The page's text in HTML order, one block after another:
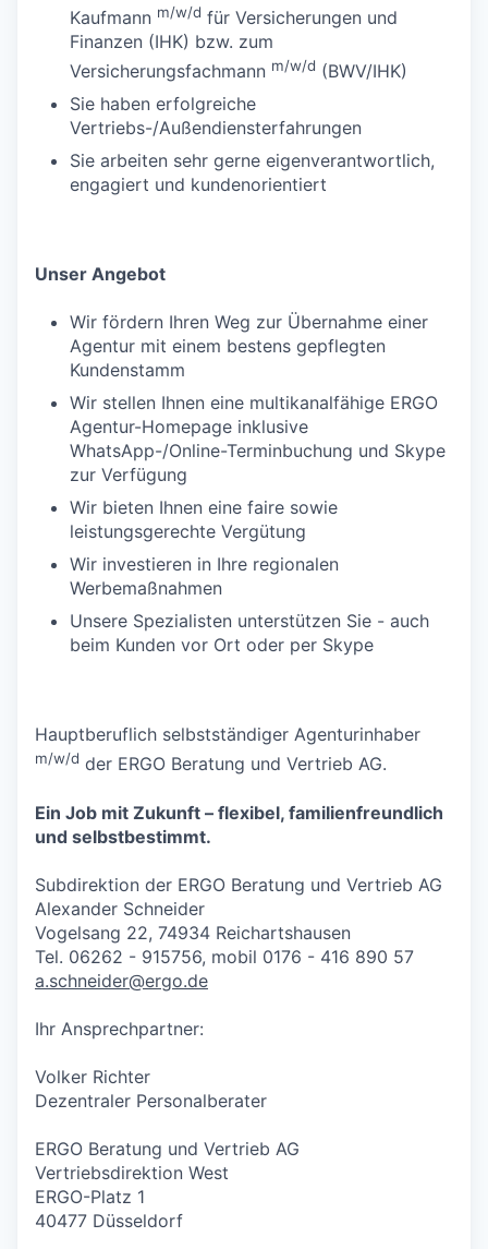
Kaufmann m/w/d für Versicherungen und
Finanzen (IHK) bzw. zum
Versicherungsfachmann m/w/d (BWV/IHK)
Sie haben erfolgreiche
Vertriebs-/Außendiensterfahrungen
Sie arbeiten sehr gerne eigenverantwortlich,
engagiert und kundenorientiert
Unser Angebot
Wir fördern Ihren Weg zur Übernahme einer
Agentur mit einem bestens gepflegten
Kundenstamm
Wir stellen Ihnen eine multikanalfähige ERGO
Agentur-Homepage inklusive
WhatsApp-/Online-Terminbuchung und Skype
zur Verfügung
Wir bieten Ihnen eine faire sowie
leistungsgerechte Vergütung
Wir investieren in Ihre regionalen
Werbemaßnahmen
Unsere Spezialisten unterstützen Sie - auch
beim Kunden vor Ort oder per Skype
Hauptberuflich selbstständiger Agenturinhaber
m/w/d der ERGO Beratung und Vertrieb AG.
Ein Job mit Zukunft – flexibel, familienfreundlich
und selbstbestimmt.
Subdirektion der ERGO Beratung und Vertrieb AG
Alexander Schneider
Vogelsang 22, 74934 Reichartshausen
Tel. 06262 - 915756, mobil 0176 - 416 890 57
a.schneider@ergo.de
Ihr Ansprechpartner:
Volker Richter
Dezentraler Personalberater
ERGO Beratung und Vertrieb AG
Vertriebsdirektion West
ERGO-Platz 1
40477 Düsseldorf